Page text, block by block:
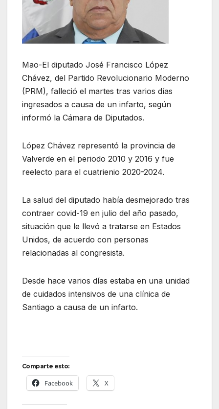
Mao-El diputado José Francisco López
Chávez, del Partido Revolucionario Moderno
(PRM), falleció el martes tras varios días
ingresados a causa de un infarto, según
informó la Cámara de Diputados.
López Chávez representó la provincia de
Valverde en el periodo 2010 y 2016 y fue
reelecto para el cuatrienio 2020-2024.
La salud del diputado había desmejorado tras
contraer covid-19 en julio del año pasado,
situación que le llevó a tratarse en Estados
Unidos, de acuerdo con personas
relacionadas al congresista.
Desde hace varios días estaba en una unidad
de cuidados intensivos de una clínica de
Santiago a causa de un infarto.
Comparte esto:
Facebook X